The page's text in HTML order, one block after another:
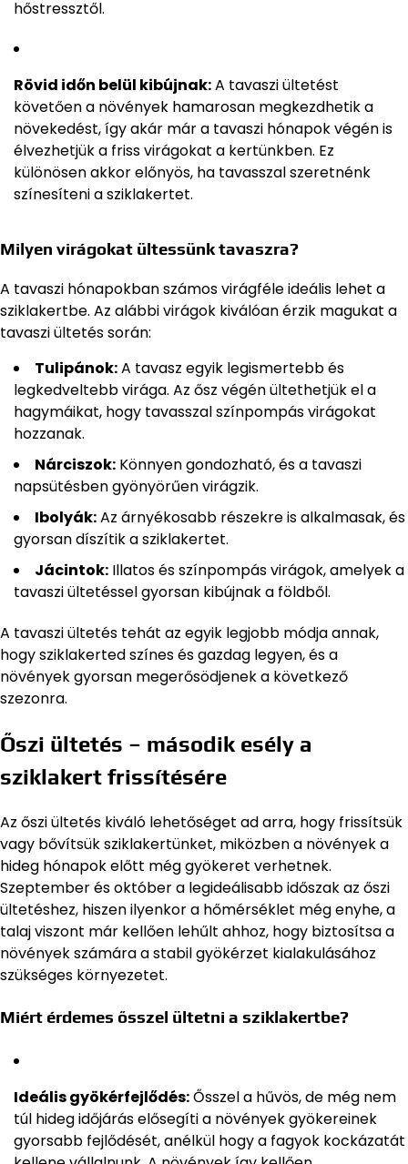
hőstressztől.
Rövid időn belül kibújnak:A tavaszi ültetést
követően a növények hamarosan megkezdhetik a
növekedést, így akár már a tavaszi hónapok végén is
élvezhetjük a friss virágokat a kertünkben. Ez
különösen akkor előnyös, ha tavasszal szeretnénk
színesíteni a sziklakertet.
Milyen virágokat ültessünk tavaszra?
A tavaszi hónapokban számos virágféle ideális lehet a
sziklakertbe. Az alábbi virágok kiválóan érzik magukat a
tavaszi ültetés során:
Tulipánok:A tavasz egyik legismertebb és
legkedveltebb virága. Az ősz végén ültethetjük el a
hagymáikat, hogy tavasszal színpompás virágokat
hozzanak.
Nárciszok: Könnyen gondozható, és a tavaszi
napsütésben gyönyörűen virágzik.
Ibolyák:Az árnyékosabb részekre is alkalmasak, és
gyorsan díszítik a sziklakertet.
Jácintok: Illatos és színpompás virágok, amelyek a
tavaszi ültetéssel gyorsan kibújnak a földből.
A tavaszi ültetés tehát az egyik legjobb módja annak,
hogy sziklakerted színes és gazdag legyen, és a
növények gyorsan megerősödjenek a következő
szezonra.
Őszi ültetés – második esély a
sziklakert frissítésére
Az őszi ültetés kiváló lehetőséget ad arra, hogy frissítsük
vagy bővítsük sziklakertünket, miközben a növények a
hideg hónapok előtt még gyökeret verhetnek.
Szeptember és október a legideálisabb időszak az őszi
ültetéshez, hiszen ilyenkor a hőmérséklet még enyhe, a
talaj viszont már kellően lehűlt ahhoz, hogy biztosítsa a
növények számára a stabil gyökérzet kialakulásához
szükséges környezetet.
Miért érdemes ősszel ültetni a sziklakertbe?
Ideális gyökérfejlődés:Ősszel a hűvös, de még nem
túl hideg időjárás elősegíti a növények gyökereinek
gyorsabb fejlődését, anélkül hogy a fagyok kockázatát